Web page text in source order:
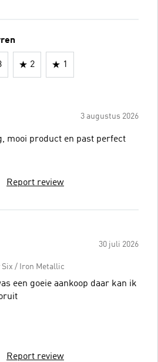
2 1
3 augustus 2026
mooi product en past perfect
Report review
30 juli 2026
Six / Iron Metallic
een goeie aankoop daar kan ik
Report review